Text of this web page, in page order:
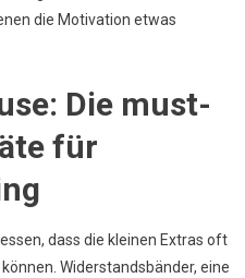
die Motivation etwas
Die must-
für
dass die kleinen Extras oft
Widerstandsbänder, eine